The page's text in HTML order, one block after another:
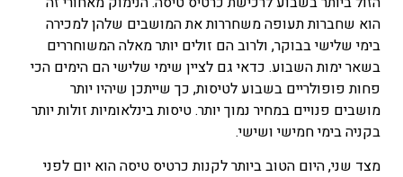
הוא שחברות תעופה משחררות את המושבים שלהן למכירה
בימי שלישי בבוקר, ולרוב הם זולים יותר מאלה המשוחררים
בשאר ימות השבוע. כדאי גם לציין שימי שלישי הם הימים הכי
פחות פופולריים בשבוע לטיסות, כך שייתכן שיהיו יותר
מושבים פנויים במחיר נמוך יותר. טיסות בינלאומיות זולות יותר
בקניה בימי חמישי ושישי.
מצד שני, היום הטוב ביותר לקנות כרטיס טיסה הוא יום לפני